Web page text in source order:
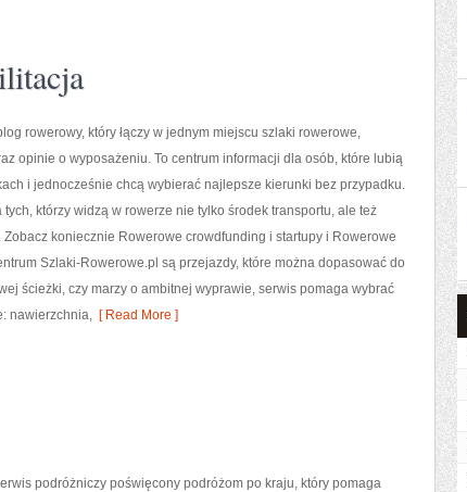
rowerowy, który łączy w jednym miejscu szlaki rowerowe,
opinie o wyposażeniu. To centrum informacji dla osób, które lubią
i jednocześnie chcą wybierać najlepsze kierunki bez przypadku.
którzy widzą w rowerze nie tylko środek transportu, ale też
koniecznie Rowerowe crowdfunding i startupy i Rowerowe
Szlaki-Rowerowe.pl są przejazdy, które można dopasować do
ścieżki, czy marzy o ambitnej wyprawie, serwis pomaga wybrać
nawierzchnia, [ Read More ]
podróżniczy poświęcony podróżom po kraju, który pomaga